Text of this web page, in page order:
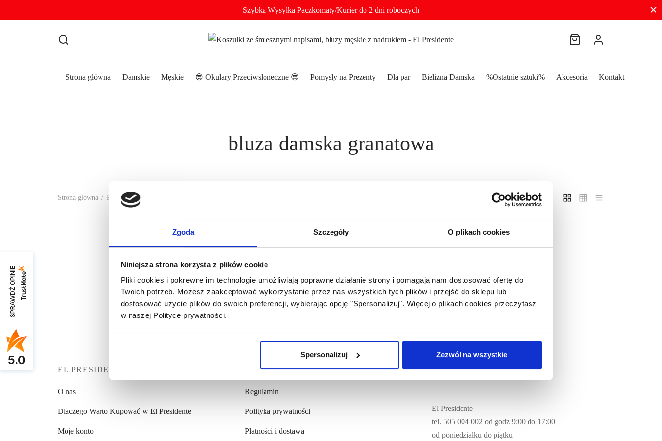
Zgoda Szczegóły O plikach cookies
Niniejsza strona korzysta z plików cookie
Pliki cookies i pokrewne im technologie umożliwiają poprawne działanie strony i pomagają nam dostosować ofertę do
Twoich potrzeb. Możesz zaakceptować wykorzystanie przez nas wszystkich tych plików i przejść do sklepu lub
dostosować użycie plików do swoich preferencji, wybierając opcję "Spersonalizuj". Więcej o plikach cookies przeczytasz
w naszej Polityce prywatności.
Spersonalizuj Zezwól na wszystkie
SPRAWDŹ OPINIE
5.0
Szybka Wysyłka Paczkomaty/Kurier do 2 dni roboczych
Strona główna Damskie Męskie 😎 Okulary Przeciwsłoneczne 😎 Pomysły na Prezenty Dla par Bielizna Damska %Ostatnie sztuki% Akcesoria Kontakt
bluza damska granatowa
Strona główna / Produkty oznaczone “bluza damska granatowa”
Bluza Damska Granatowa z Kapturem i
Nadrukiem „Zmarzluch”
EL PRESIDENTE
O nas
Dlaczego Warto Kupować w El Presidente
Moje konto
POMOC
Regulamin
Polityka prywatności
Płatności i dostawa
KONTAKT
El Presidente
tel. 505 004 002 od godz 9:00 do 17:00
od poniedziałku do piątku